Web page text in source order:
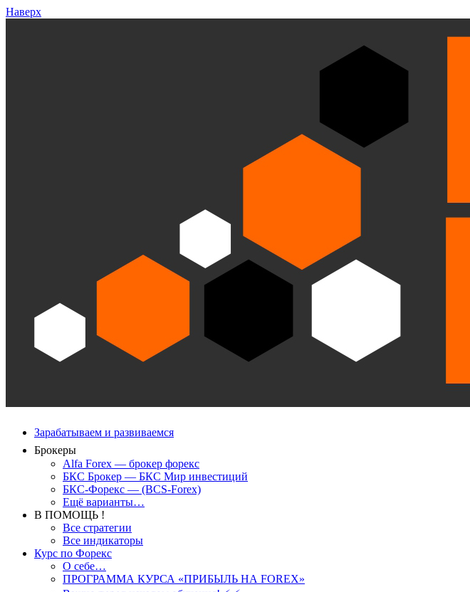
Наверх
Зарабатываем и развиваемся
Брокеры
Alfa Forex — брокер форекс
БКС Брокер — БКС Мир инвестиций
БКС-Форекс — (BCS-Forex)
Ещё варианты…
В ПОМОЩЬ !
Все стратегии
Все индикаторы
Курс по Форекс
О себе…
ПРОГРАММА КУРСА «ПРИБЫЛЬ НА FOREX»